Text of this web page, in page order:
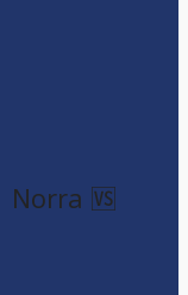
Norra 🆚